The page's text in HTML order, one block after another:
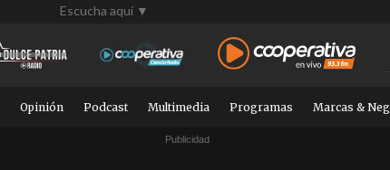
Escucha aquí ▼
Opinión Podcast Multimedia Programas Marcas &